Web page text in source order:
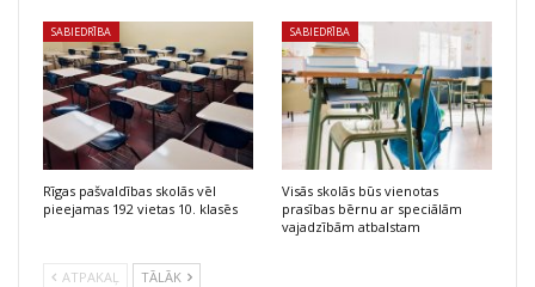
SABIEDRĪBA
Rīgas pašvaldības skolās vēl
pieejamas 192 vietas 10. klasēs
SABIEDRĪBA
Visās skolās būs vienotas
prasības bērnu ar speciālām
vajadzībām atbalstam
ATPAKAĻ TĀLĀK